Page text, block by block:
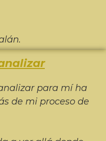
para mí ha
de mi proceso de